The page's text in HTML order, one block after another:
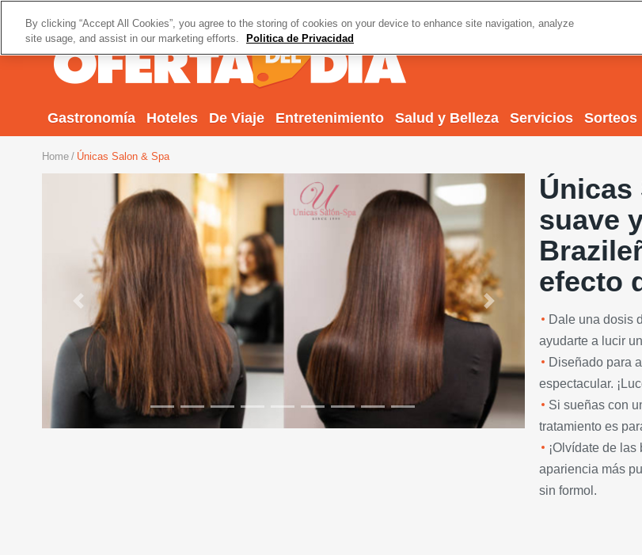
Gastronomía Hoteles De Viaje Entretenimiento Salud y Belleza Servicios Sorteos
Home Únicas Salon & Spa
Previous Next
Únicas
suave
efecto
Dale una dosis
ayudarte a lucir
Diseñado para
espectacular.
Si sueñas con
tratamiento es
¡Olvídate de
apariencia más
sin formol.
By clicking “Accept All Cookies”, you agree to the storing of cookies on your device to enhance site navigation, analyze
site usage, and assist in our marketing efforts.
Politica de Privacidad